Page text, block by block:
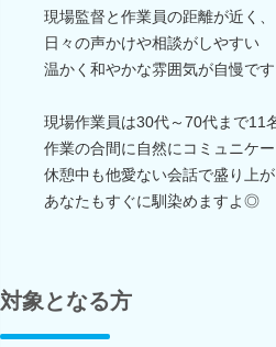
現場監督と作業員の距離が近く、
日々の声かけや相談がしやすい
温かく和やかな雰囲気が自慢で
現場作業員は30代～70代まで11
作業の合間に自然にコミュニケ
休憩中も他愛ない会話で盛り上
あなたもすぐに馴染めますよ◎
対象となる方